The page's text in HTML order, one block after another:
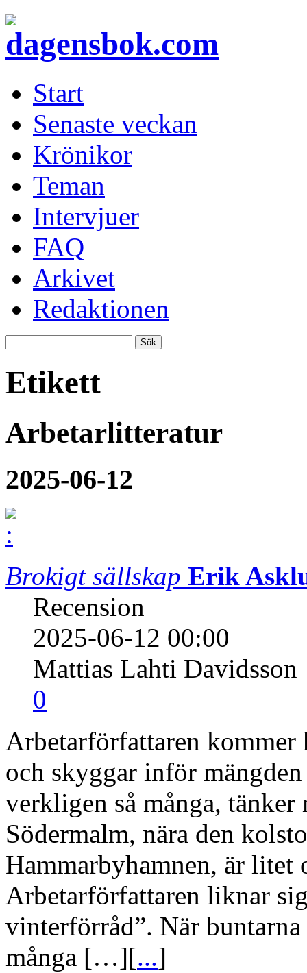
Start
Senaste veckan
Krönikor
Teman
Intervjuer
FAQ
Arkivet
Redaktionen
Etikett
Arbetarlitteratur
2025-06-12
Brokigt sällskap Erik
Recension
2025-06-12 00:00
Mattias Lahti Davidsson
0
Arbetarförfattaren kommer
och skyggar inför
verkligen så många, tänker
Södermalm, nära den
Hammarbyhamnen, är
Arbetarförfattaren liknar
vinterförråd”. När
många […][...]